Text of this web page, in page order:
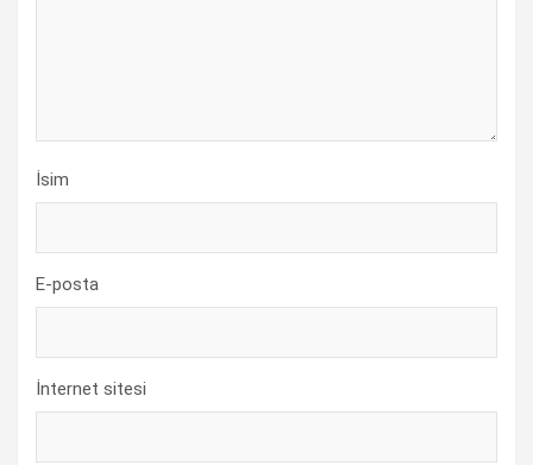
İsim
E-posta
İnternet sitesi